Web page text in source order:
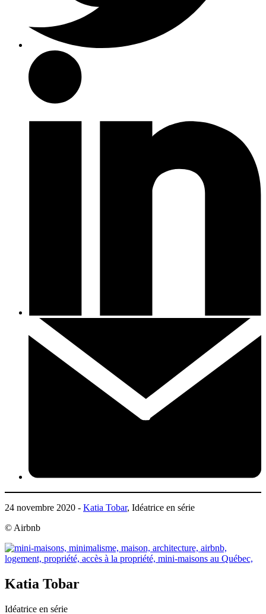
24 novembre 2020 - Katia Tobar, Idéatrice en série
© Airbnb
Katia Tobar
Idéatrice en série